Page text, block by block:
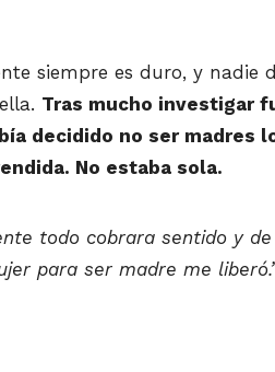
siempre es duro, y nadie
Tras mucho investigar
decidido no ser madres
No estaba sola.
todo cobrara sentido y
para ser madre me